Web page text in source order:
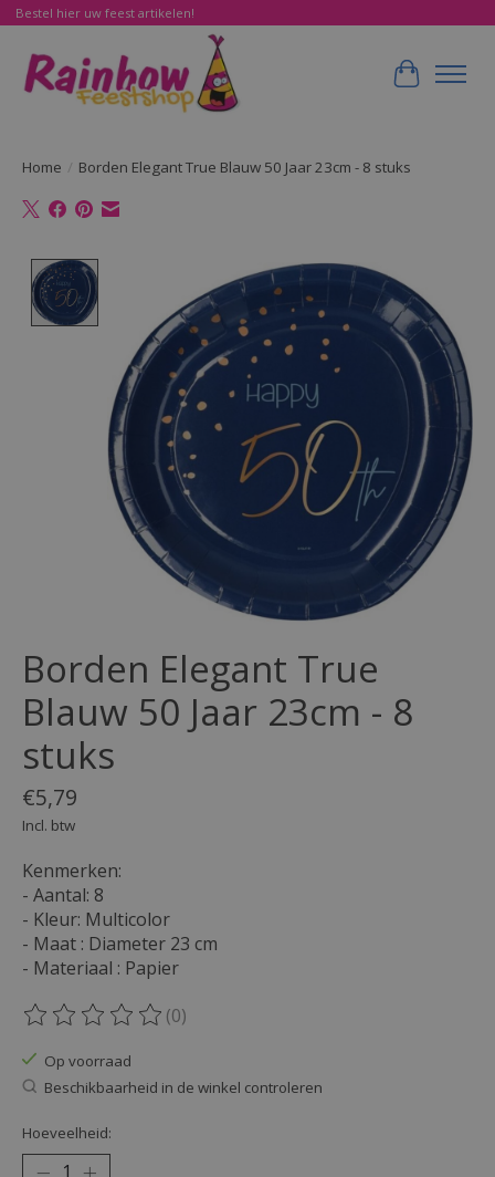
Bestel hier uw feest artikelen!
Home / Borden Elegant True Blauw 50 Jaar 23cm - 8 stuks
Product image slideshow Items
Borden Elegant True
Blauw 50 Jaar 23cm - 8
stuks
€5,79
Incl. btw
Kenmerken:
- Aantal: 8
- Kleur: Multicolor
- Maat : Diameter 23 cm
- Materiaal : Papier
De beoordeling van dit product is
(0)
Op voorraad
Beschikbaarheid in de winkel controleren
Hoeveelheid: